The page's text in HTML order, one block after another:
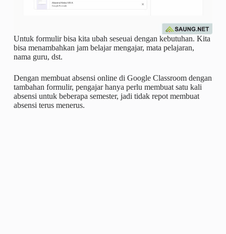
Untuk formulir bisa kita ubah seseuai dengan kebutuhan. Kita
bisa menambahkan jam belajar mengajar, mata pelajaran,
nama guru, dst.
Dengan membuat absensi online di Google Classroom dengan
tambahan formulir, pengajar hanya perlu membuat satu kali
absensi untuk beberapa semester, jadi tidak repot membuat
absensi terus menerus.